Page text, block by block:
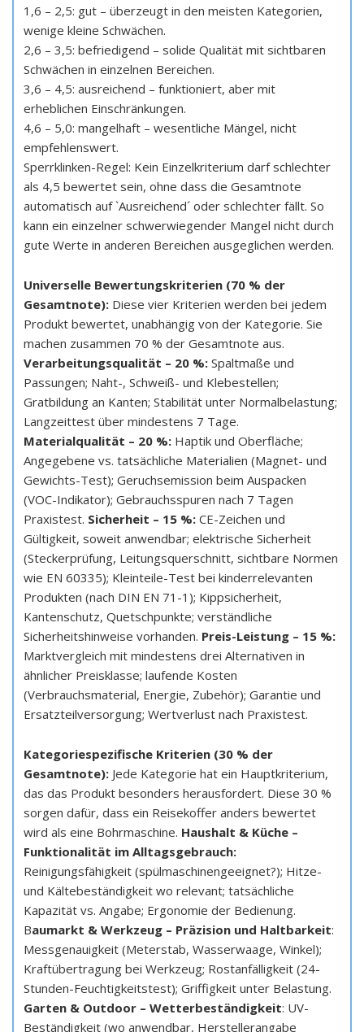
1,6 – 2,5: gut – überzeugt in den meisten Kategorien,
wenige kleine Schwächen.
2,6 – 3,5: befriedigend – solide Qualität mit sichtbaren
Schwächen in einzelnen Bereichen.
3,6 – 4,5: ausreichend – funktioniert, aber mit
erheblichen Einschränkungen.
4,6 – 5,0: mangelhaft – wesentliche Mängel, nicht
empfehlenswert.
Sperrklinken-Regel: Kein Einzelkriterium darf schlechter
als 4,5 bewertet sein, ohne dass die Gesamtnote
automatisch auf `Ausreichend´ oder schlechter fällt. So
kann ein einzelner schwerwiegender Mangel nicht durch
gute Werte in anderen Bereichen ausgeglichen werden.
Universelle Bewertungskriterien (70 % der
Gesamtnote): Diese vier Kriterien werden bei jedem
Produkt bewertet, unabhängig von der Kategorie. Sie
machen zusammen 70 % der Gesamtnote aus.
Verarbeitungsqualität – 20 %: Spaltmaße und
Passungen; Naht-, Schweiß- und Klebestellen;
Gratbildung an Kanten; Stabilität unter Normalbelastung;
Langzeittest über mindestens 7 Tage.
Materialqualität – 20 %: Haptik und Oberfläche;
Angegebene vs. tatsächliche Materialien (Magnet- und
Gewichts-Test); Geruchsemission beim Auspacken
(VOC-Indikator); Gebrauchsspuren nach 7 Tagen
Praxistest. Sicherheit – 15 %: CE-Zeichen und
Gültigkeit, soweit anwendbar; elektrische Sicherheit
(Steckerprüfung, Leitungsquerschnitt, sichtbare Normen
wie EN 60335); Kleinteile-Test bei kinderrelevanten
Produkten (nach DIN EN 71-1); Kippsicherheit,
Kantenschutz, Quetschpunkte; verständliche
Sicherheitshinweise vorhanden. Preis-Leistung – 15 %:
Marktvergleich mit mindestens drei Alternativen in
ähnlicher Preisklasse; laufende Kosten
(Verbrauchsmaterial, Energie, Zubehör); Garantie und
Ersatzteilversorgung; Wertverlust nach Praxistest.
Kategoriespezifische Kriterien (30 % der
Gesamtnote): Jede Kategorie hat ein Hauptkriterium,
das das Produkt besonders herausfordert. Diese 30 %
sorgen dafür, dass ein Reisekoffer anders bewertet
wird als eine Bohrmaschine. Haushalt & Küche –
Funktionalität im Alltagsgebrauch:
Reinigungsfähigkeit (spülmaschinengeeignet?); Hitze-
und Kältebeständigkeit wo relevant; tatsächliche
Kapazität vs. Angabe; Ergonomie der Bedienung.
Baumarkt & Werkzeug – Präzision und Haltbarkeit:
Messgenauigkeit (Meterstab, Wasserwaage, Winkel);
Kraftübertragung bei Werkzeug; Rostanfälligkeit (24-
Stunden-Feuchtigkeitstest); Griffigkeit unter Belastung.
Garten & Outdoor – Wetterbeständigkeit: UV-
Beständigkeit (wo anwendbar, Herstellerangabe